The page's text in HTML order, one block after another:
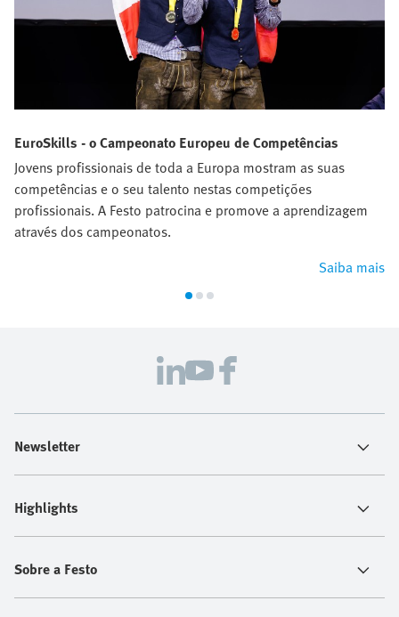
EuroSkills - o Campeonato Europeu de Competências
Jovens profissionais de toda a Europa mostram as suas
competências e o seu talento nestas competições
profissionais. A Festo patrocina e promove a aprendizagem
através dos campeonatos.
Saiba mais
Newsletter
Highlights
Sobre a Festo